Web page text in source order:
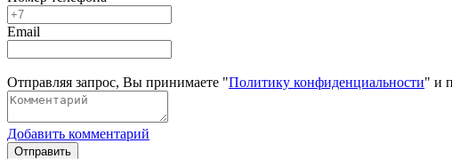
Email
Отправляя запрос, Вы принимаете "Политику конфиденциальности" и
Добавить комментарий
Отправить